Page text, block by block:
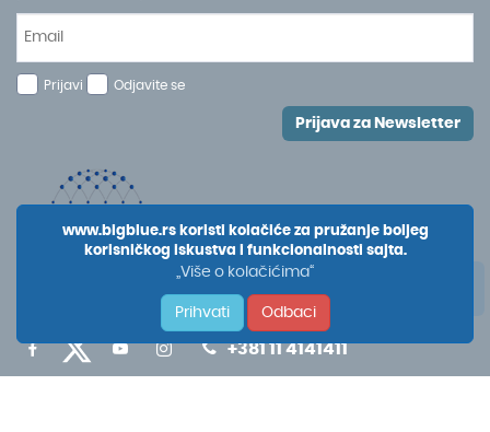
Prijavi Odjavite se
Prijava za Newsletter
+381 11 4141411
www.bigblue.rs koristi kolačiće za pružanje boljeg
korisničkog iskustva i funkcionalnosti sajta.
„Više o kolačićima“
Prihvati Odbaci